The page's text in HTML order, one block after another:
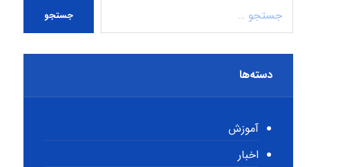
جستجو
دسته‌ها
آموزش
اخبار